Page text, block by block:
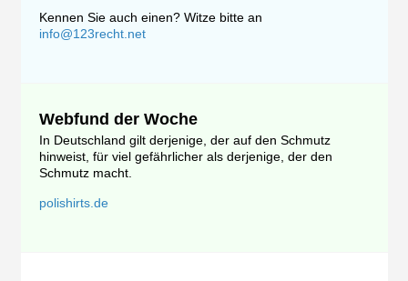
Kennen Sie auch einen? Witze bitte an
info@123recht.net
Webfund der Woche
In Deutschland gilt derjenige, der auf den Schmutz
hinweist, für viel gefährlicher als derjenige, der den
Schmutz macht.
polishirts.de